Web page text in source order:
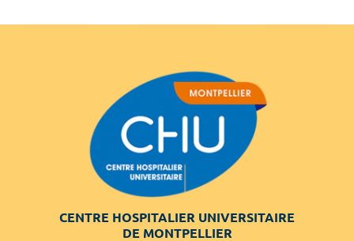
CENTRE HOSPITALIER UNIVERSITAIRE
DE MONTPELLIER